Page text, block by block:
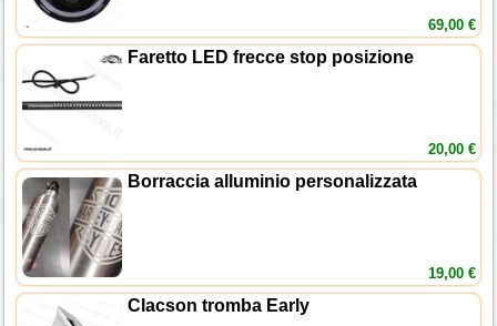
69,00 €
Faretto LED frecce stop posizione
20,00 €
Borraccia alluminio personalizzata
19,00 €
Clacson tromba Early